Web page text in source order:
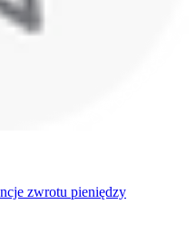
zwrotu pieniędzy